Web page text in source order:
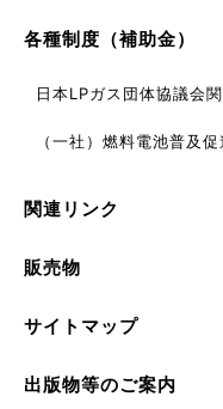
各種制度（補助金）
日本LPガス団体協議会
（一社）燃料電池普及
関連リンク
販売物
サイトマップ
出版物等のご案内